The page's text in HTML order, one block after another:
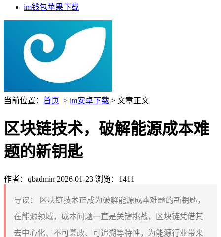
im钱包苹果下载
当前位置： 首页 > im安卓下载 > 文章正文
区块链技术，破解能源成本难
题的新钥匙
作者：qbadmin 2026-01-23 浏览：1411
导读：
区块链技术正成为破解能源成本难题的新钥匙，
在能源领域，成本问题一直是关键挑战，区块链凭借其
去中心化、不可篡改、可追溯等特性，为能源行业带来